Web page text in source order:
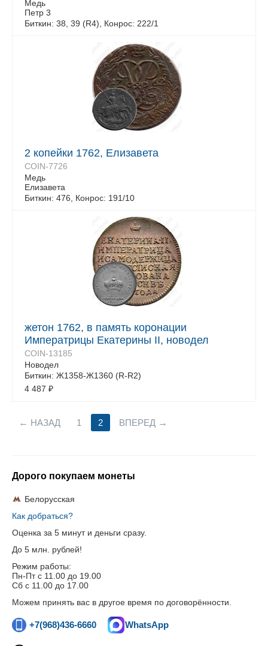
Медь
Петр 3
Биткин: 38, 39 (R4), Конрос: 222/1
2 копейки 1762, Елизавета
COIN-7726
Медь
Елизавета
Биткин: 476, Конрос: 191/10
жетон 1762, в память коронации
Императрицы Екатерины II, новодел
COIN-13185
Новодел
Биткин: Ж1358-Ж1360 (R-R2)
4 487 ₽
НАЗАД 1 2 ВПЕРЕД
Дорого покупаем монеты
Белорусская
Как добраться?
Оценка за 5 минут и деньги сразу.
До 5 млн. рублей!
Режим работы:
Пн-Пт c 11.00 до 19.00
Сб с 11.00 до 17.00
Можем принять вас в другое время по договорённости.
+7(968)436-6660 WhatsApp